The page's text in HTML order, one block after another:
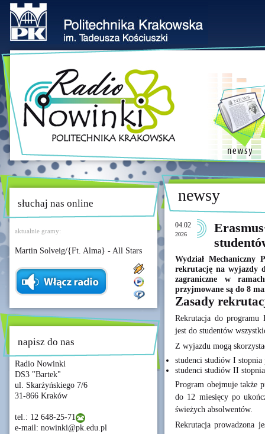
słuchaj nas online
aktualnie gramy:
Martin Solveig/{Ft. Alma} - All Stars
napisz do nas
Radio Nowinki
DS3 "Bartek"
ul. Skarżyńskiego 7/6
31-866 Kraków
tel.: 12 648-25-71
e-mail: nowinki@pk.edu.pl
newsy
04.02
2026
Wydział Mechaniczny
rekrutację na wyjazdy
zagraniczne w
przyjmowane są do 8
Zasady
Rekrutacja do programu
jest do studentów
Z wyjazdu mogą
studenci studiów I
studenci studiów II
Program obejmuje także
do 12 miesięcy po
świeżych absolwentów.
Rekrutacja prowadzona